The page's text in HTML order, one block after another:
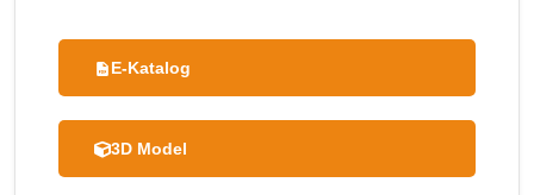
E-Katalog
3D Model